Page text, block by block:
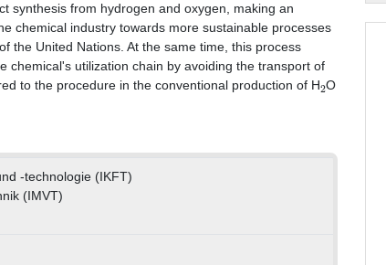
synthesis from hydrogen and oxygen, making an
chemical industry towards more sustainable processes
the United Nations. At the same time, this process
chemical's utilization chain by avoiding the transport of
to the procedure in the conventional production of H 2
O
-technologie (IKFT)
(IMVT)